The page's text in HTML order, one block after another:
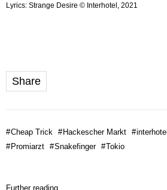
Lyrics: Strange Desire © Interhotel, 2021
Share
#Cheap Trick # Hackescher Markt #interhotel
# Promiarzt #Snakefinger #Tokio
Further reading